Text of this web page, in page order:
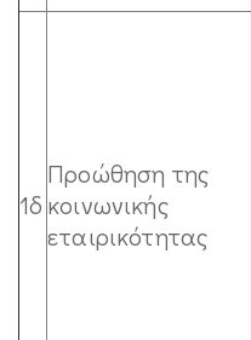
1δ
Προώθηση της
κοινωνικής
εταιρικότητας